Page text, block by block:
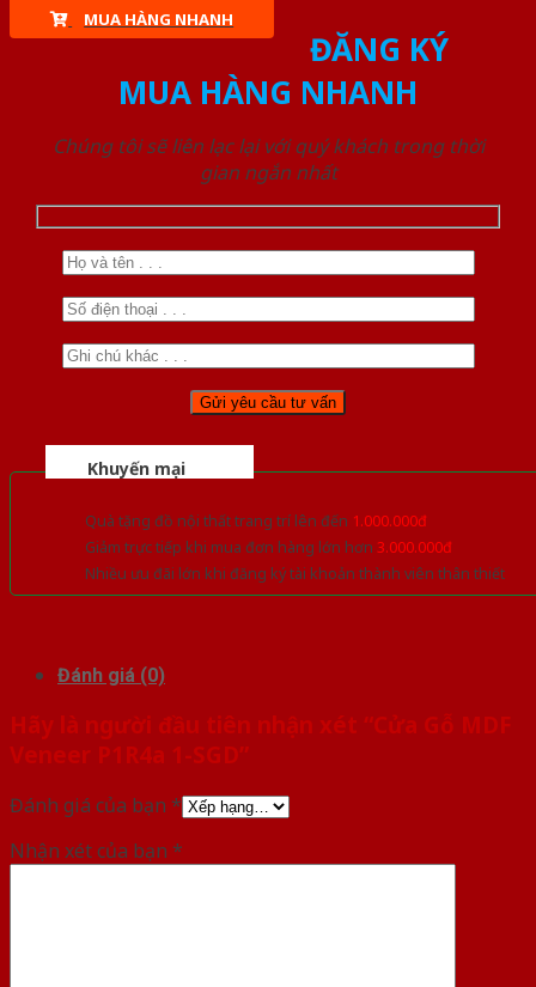
MUA HÀNG NHANH
ĐĂNG KÝ
MUA HÀNG NHANH
Chúng tôi sẽ liên lạc lại với quý khách trong thời
gian ngắn nhất
Khuyến mại
Quà tặng đồ nội thất trang trí lên đến 1.000.000đ
Giảm trực tiếp khi mua đơn hàng lớn hơn 3.000.000đ
Nhiều ưu đãi lớn khi đăng ký tài khoản thành viên thân thiết
Đánh giá (0)
Hãy là người đầu tiên nhận xét “Cửa Gỗ MDF
Veneer P1R4a 1-SGD”
Đánh giá của bạn *
Nhận xét của bạn *